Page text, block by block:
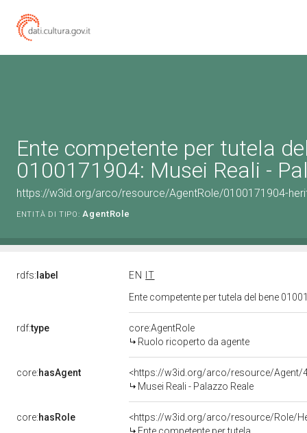
Ente competente per tutela
0100171904: Musei Reali -
https://w3id.org/arco/resource/AgentRole/0100171904-
ENTITÀ DI TIPO: AgentRole
rdfs: label EN
IT
Ente competente per tutela del bene
rdf:type
core:AgentRole
Ruolo ricoperto da agente
core:hasAgent
<https://w3id.org/arco/resource/Agent/
Musei Reali - Palazzo Reale
core:hasRole
<https://w3id.org/arco/resource/Role/